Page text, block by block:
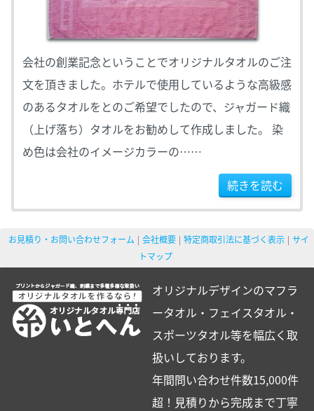
会社の創業記念ということでオリジナルタオルのご注
文を頂きました。ホテルで使用しているような高級感
のあるタオルをとのご希望でしたので、ジャガード織
（上げ落ち）タオルをお勧めして作成しました。 染
め色は会社のイメージカラーの……
続きを読む
お見積り・お問い合わせフォーム 会社概要 特定商取引法に基づく表示
サイ
トマップ
オリジナルデザインのマフラ
ータオル・フェイスタオル・
スポーツタオル等を幅広く取
扱いしております。
年間問い合わせ件数15,000件
超！見積りから完成まで丁寧